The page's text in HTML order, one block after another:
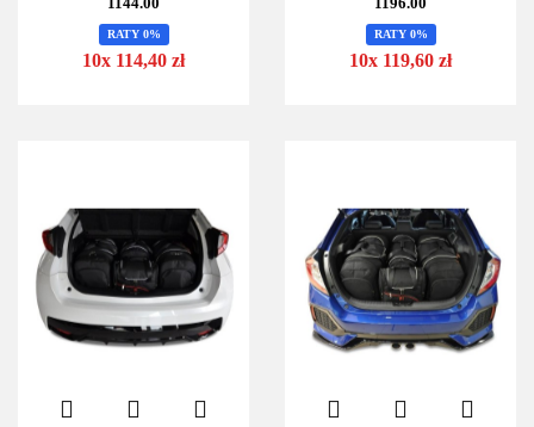
RATY 0%
10x 114,40 zł
RATY 0%
10x 119,60 zł